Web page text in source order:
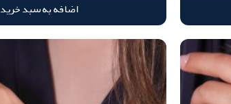
اضافه به سبد خرید